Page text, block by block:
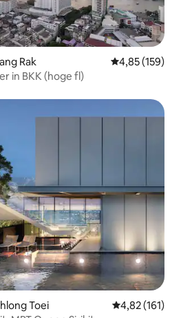
Rak Gemiddelde
4,85 (159)
in BKK (hoge fl)
Toei Gemiddelde
4,82 (161)